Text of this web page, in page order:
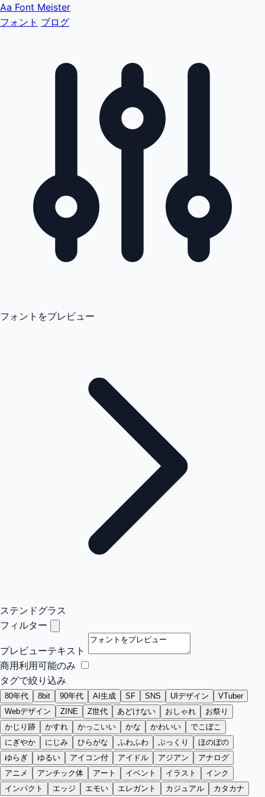
Aa Font Meister
フォント ブログ
フォントをプレビュー
ステンドグラス
フィルター
プレビューテキスト
商用利用可能のみ
タグで絞り込み
80年代 8bit 90年代 AI生成 SF SNS UIデザイン
VTuber
Webデザイン
ZINE Z世代 あどけない おしゃれ
お祭り
かじり跡
かすれ かっこいい かな かわいい
でこぼこ
にぎやか
にじみ ひらがな ふわふわ ぷっくり
ほのぼの
ゆらぎ
ゆるい アイコン付 アイドル アジアン
アナログ
アニメ
アンチック体 アート イベント イラスト
インク
インパクト
エッジ エモい エレガント カジュアル カタカナ